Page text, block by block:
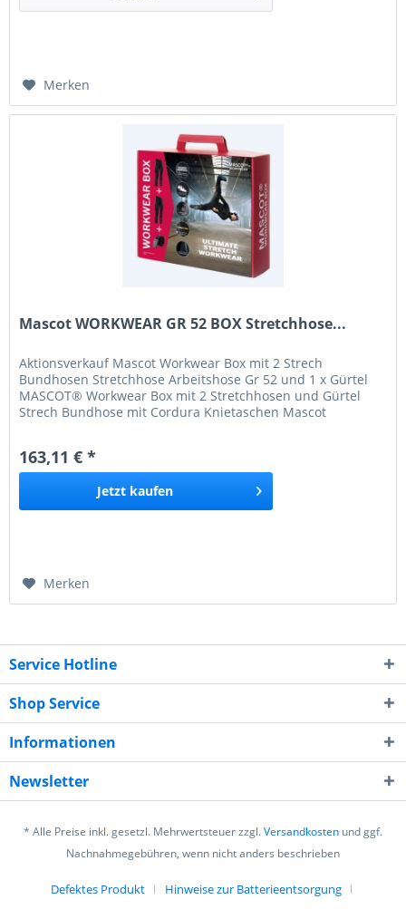
Merken
Mascot WORKWEAR GR 52 BOX Stretchhose...
Aktionsverkauf Mascot Workwear Box mit 2 Strech
Bundhosen Stretchhose Arbeitshose Gr 52 und 1 x Gürtel
MASCOT® Workwear Box mit 2 Stretchhosen und Gürtel
Strech Bundhose mit Cordura Knietaschen Mascot
Ultimative Bewegungsfreiheit und Flexibilität
163,11 € *
Jetzt kaufen
Merken
Service Hotline
Shop Service
Informationen
Newsletter
* Alle Preise inkl. gesetzl. Mehrwertsteuer zzgl.Versandkosten und ggf.
Nachnahmegebühren, wenn nicht anders beschrieben
Defektes Produkt Hinweise zur Batterieentsorgung